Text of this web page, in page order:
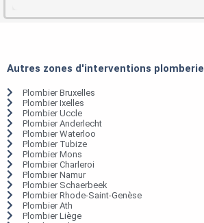
Autres zones d'interventions plomberie
Plombier Bruxelles
Plombier Ixelles
Plombier Uccle
Plombier Anderlecht
Plombier Waterloo
Plombier Tubize
Plombier Mons
Plombier Charleroi
Plombier Namur
Plombier Schaerbeek
Plombier Rhode-Saint-Genèse
Plombier Ath
Plombier Liège